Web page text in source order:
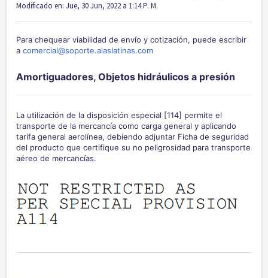
Modificado en: Jue, 30 Jun, 2022 a 1:14 P. M.
Para chequear viabilidad de envío y cotización, puede escribir
a comercial@soporte.alaslatinas.com
Amortiguadores, Objetos hidráulicos a presión
La utilización de la disposición especial [114] permite el
transporte de la mercancía como carga general y aplicando
tarifa general aerolínea, debiendo adjuntar Ficha de seguridad
del producto que certifique su no peligrosidad para transporte
aéreo de mercancías.